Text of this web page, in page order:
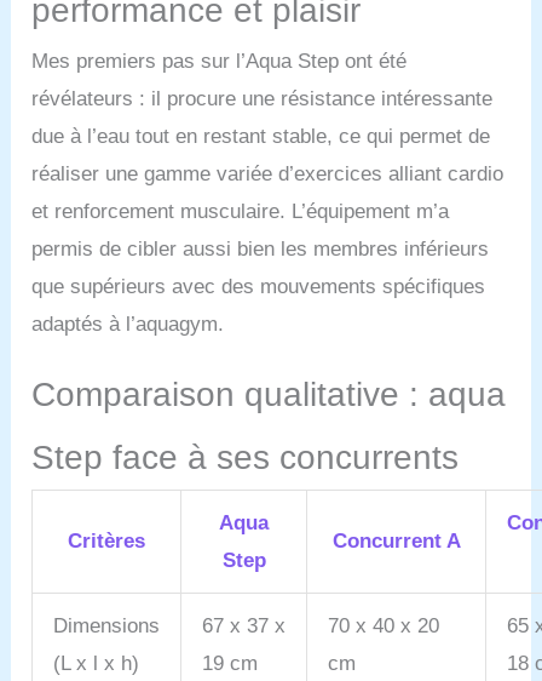
performance et plaisir
Mes premiers pas sur l’Aqua Step ont été
révélateurs : il procure une résistance intéressante
due à l’eau tout en restant stable, ce qui permet de
réaliser une gamme variée d’exercices alliant cardio
et renforcement musculaire. L’équipement m’a
permis de cibler aussi bien les membres inférieurs
que supérieurs avec des mouvements spécifiques
adaptés à l’aquagym.
Comparaison qualitative : aqua
Step face à ses concurrents
Critères
Aqua
Step
Concurrent A
Dimensions
(L x l x h)
67 x 37 x
19 cm
70 x 40 x 20
cm
65
18